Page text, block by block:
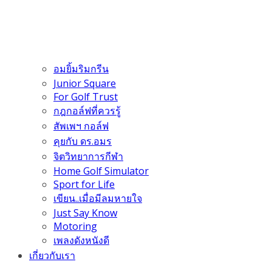
อมยิ้มริมกรีน
Junior Square
For Golf Trust
กฎกอล์ฟที่ควรรู้
สัพเพฯ กอล์ฟ
คุยกับ ดร.อมร
จิตวิทยาการกีฬา
Home Golf Simulator
Sport for Life
เขียน..เมื่อมีลมหายใจ
Just Say Know
Motoring
เพลงดังหนังดี
เกี่ยวกับเรา